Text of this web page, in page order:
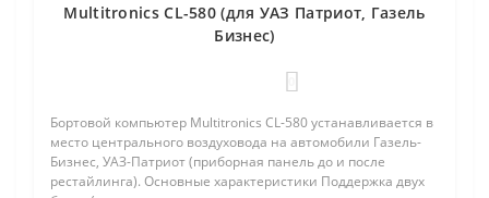
Multitronics CL-580 (для УАЗ Патриот, Газель
Бизнес)
Бортовой компьютер Multitronics CL-580 устанавливается в
место центрального воздуховода на автомобили Газель-
Бизнес, УАЗ-Патриот (приборная панель до и после
рестайлинга). Основные характеристики Поддержка двух